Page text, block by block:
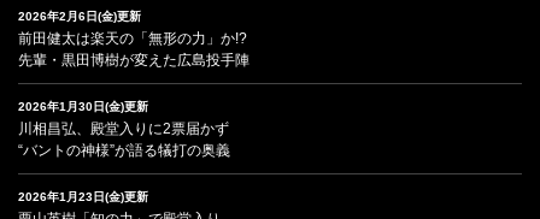
2026年2月6日(金)更新
前田健太は楽天の「無形の力」か!?
先輩・黒田博樹が変えた広島投手陣
2026年1月30日(金)更新
川相昌弘、殿堂入りに2票届かず
“バントの神様”が語る犠打の奥義
2026年1月23日(金)更新